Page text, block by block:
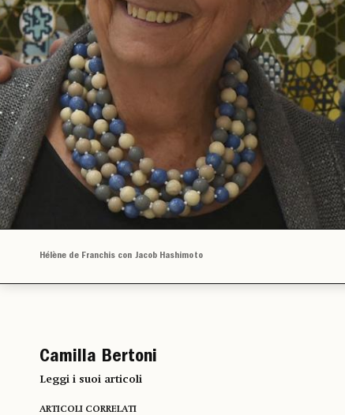
Hélène de Franchis con Jacob Hashimoto
Camilla Bertoni
Leggi i suoi articoli
ARTICOLI CORRELATI